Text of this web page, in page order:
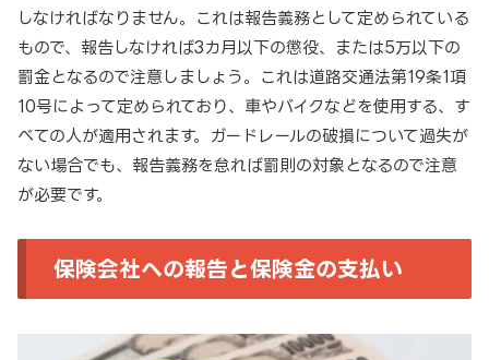
しなければなりません。これは報告義務として定められている
もので、報告しなければ3カ月以下の懲役、または5万以下の
罰金となるので注意しましょう。これは道路交通法第19条1項
10号によって定められており、車やバイクなどを使用する、す
べての人が適用されます。ガードレールの破損について過失が
ない場合でも、報告義務を怠れば罰則の対象となるので注意
が必要です。
保険会社への報告と保険金の支払い